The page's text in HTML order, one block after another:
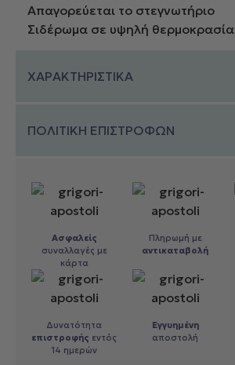
Απαγορεύεται το στεγνωτήριο
Σιδέρωμα σε υψηλή θερμοκρασία
ΧΑΡΑΚΤΗΡΙΣΤΙΚΑ
ΠΟΛΙΤΙΚΗ ΕΠΙΣΤΡΟΦΩΝ
Ασφαλείς
συναλλαγές με
κάρτα
Πληρωμή με
αντικαταβολή
Δυνατότητα
επιστροφής εντός
14 ημερών
Εγγυημένη
αποστολή